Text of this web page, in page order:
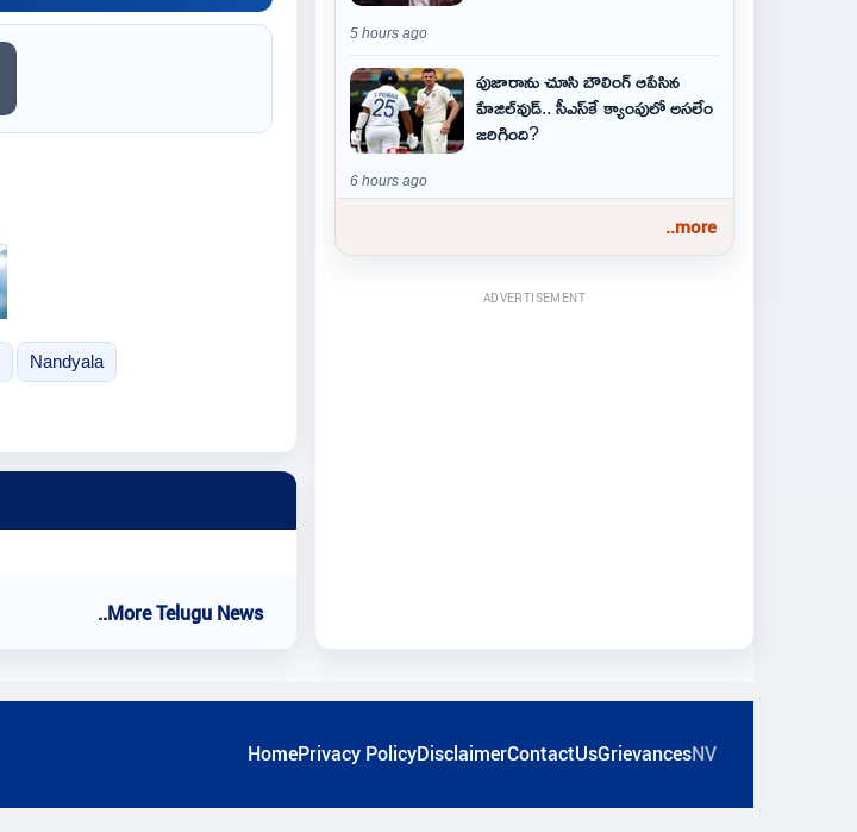
Nandyala
..More Telugu News
5 hours ago
పుజారాను చూసి బౌలింగ్ ఆపేసిన
హేజిల్‌వుడ్.. సీఎస్‌కే క్యాంపులో అసలేం
జరిగింది?
6 hours ago
..more
ADVERTISEMENT
HomePrivacy PolicyDisclaimerContactUsGrievancesNV